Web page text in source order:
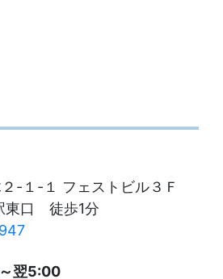
-１-１ フェストビル３Ｆ
東口 徒歩1分
翌5:00